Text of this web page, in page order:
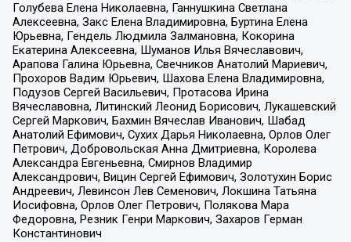
Голубева Елена Николаевна, Ганнушкина Светлана
Алексеевна, Закс Елена Владимировна, Буртина Елена
Юрьевна, Гендель Людмила Залмановна, Кокорина
Екатерина Алексеевна, Шуманов Илья Вячеславович,
Арапова Галина Юрьевна, Свечников Анатолий Мариевич,
Прохоров Вадим Юрьевич, Шахова Елена Владимировна,
Подузов Сергей Васильевич, Протасова Ирина
Вячеславовна, Литинский Леонид Борисович, Лукашевский
Сергей Маркович, Бахмин Вячеслав Иванович, Шабад
Анатолий Ефимович, Сухих Дарья Николаевна, Орлов Олег
Петрович, Добровольская Анна Дмитриевна, Королева
Александра Евгеньевна, Смирнов Владимир
Александрович, Вицин Сергей Ефимович, Золотухин Борис
Андреевич, Левинсон Лев Семенович, Локшина Татьяна
Иосифовна, Орлов Олег Петрович, Полякова Мара
Федоровна, Резник Генри Маркович, Захаров Герман
Константинович